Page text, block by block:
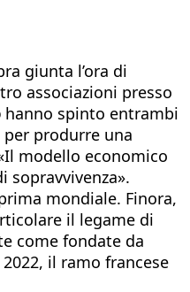
giunta l’ora di
associazioni presso
hanno spinto entrambi
per produrre una
modello economico
mondiale. Finora,
il legame di
come fondate da
il ramo francese